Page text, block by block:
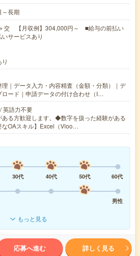
～長期
交 【月収例】304,000円～ ■給与の前払い
サービスあり
理｜データ入力・内容精査（金額・分類）｜デ
ロード｜申請データの付け合わせ（I…
英語力不要
る方歓迎します。◆数字を扱った経験がある
OAスキル】Excel（Vloo…
30代 40代 50代
60代
男性
もっと見る
応募へ進む 詳しく見る